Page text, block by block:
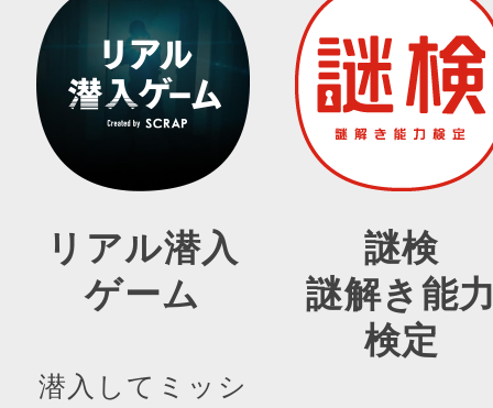
リアル潜入
ゲーム
潜入してミッシ
謎検
謎解き能
検定